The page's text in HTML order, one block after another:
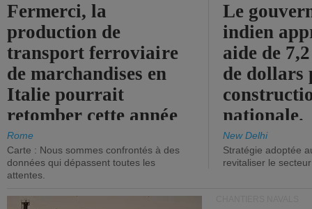
Fermerci, la
production de
transport ferroviaire
de marchandises en
Italie pourrait
retomber cette année
aux niveaux de 2015.
Rome
Carte : Nous sommes confrontés à des
données qui dépassent toutes les
attentes.
Le
indien
aide de
de dollars
nationale.
New Delhi
Stratégie adoptée
revitaliser le secteur